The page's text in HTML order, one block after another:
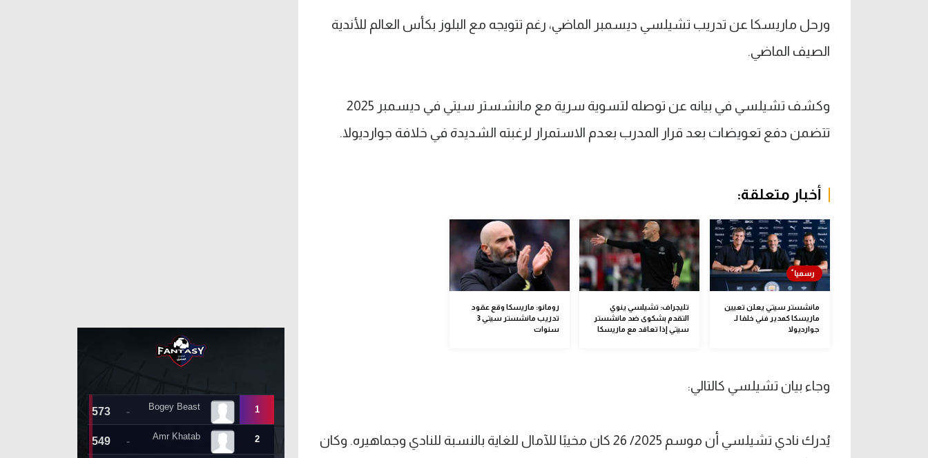
ورحل ماريسكا عن تدريب تشيلسي ديسمبر الماضي، رغم تتويجه مع البلوز بكأس العالم للأندية
الصيف الماضي.
وكشف تشيلسي في بيانه عن توصله لتسوية سرية مع مانشستر سيتي في ديسمبر 2025
تتضمن دفع تعويضات بعد قرار المدرب بعدم الاستمرار لرغبته الشديدة في خلافة جوارديولا.
أخبار متعلقة:
مانشستر سيتي يعلن تعيين
ماريسكا كمدير فني خلفا لـ
جوارديولا
تليجراف: تشيلسي ينوي
التقدم بشكوى ضد مانشستر
سيتي إذا تعاقد مع ماريسكا
رومانو: ماريسكا وقع عقود
تدريب مانشستر سيتي 3
سنوات
وجاء بيان تشيلسي كالتالي:
يُدرك نادي تشيلسي أن موسم 2025/ 26 كان مخيبًا للآمال للغاية بالنسبة للنادي وجماهيره. وكان